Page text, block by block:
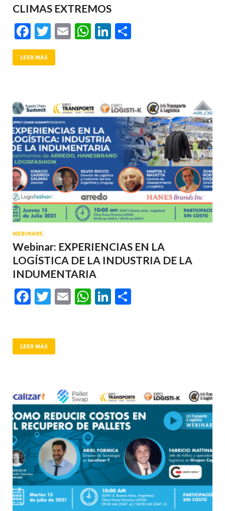
CLIMAS EXTREMOS
Facebook
Twitter
EmailWhatsApp
LinkedIn
LEER MÁS
WEBINARS
Webinar: EXPERIENCIAS EN LA
LOGÍSTICA DE LA INDUSTRIA DE LA
INDUMENTARIA
Facebook
Twitter
EmailWhatsApp
LinkedIn
LEER MÁS